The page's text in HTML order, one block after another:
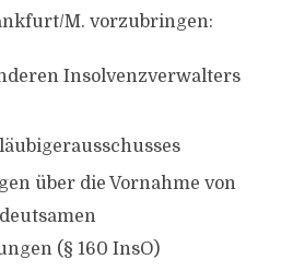
M. vorzubringen:
Insolvenzverwalters
über die Vornahme von
(§ 160 InsO)